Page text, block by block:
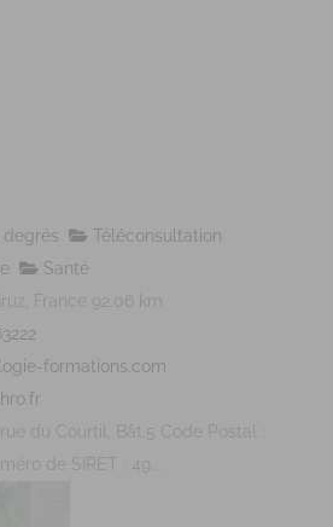
degrés
Téléconsultation
Santé
France
92.06 km
formations.com
du Courtil, Bât.5 Code Postal :
de SIRET : 49...